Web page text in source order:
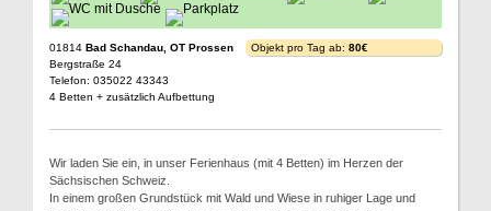
01814 Bad Schandau, OT Prossen
Bergstraße 24
Telefon: 035022 43343
4 Betten + zusätzlich Aufbettung
Objekt pro Tag ab: 80€
Wir laden Sie ein, in unser Ferienhaus (mit 4 Betten) im Herzen der
Sächsischen Schweiz.
In einem großen Grundstück mit Wald und Wiese in ruhiger Lage und